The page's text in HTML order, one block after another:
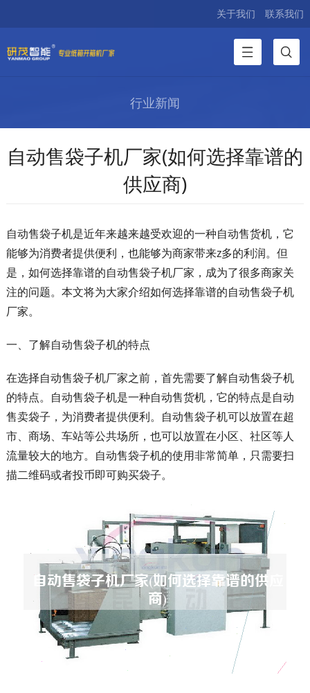
关于我们 联系我们
行业新闻
自动售袋子机厂家(如何选择靠谱的
供应商)
自动售袋子机是近年来越来越受欢迎的一种自动售货机，它
能够为消费者提供便利，也能够为商家带来z多的利润。但
是，如何选择靠谱的自动售袋子机厂家，成为了很多商家关
注的问题。本文将为大家介绍如何选择靠谱的自动售袋子机
厂家。
一、了解自动售袋子机的特点
在选择自动售袋子机厂家之前，首先需要了解自动售袋子机
的特点。自动售袋子机是一种自动售货机，它的特点是自动
售卖袋子，为消费者提供便利。自动售袋子机可以放置在超
市、商场、车站等公共场所，也可以放置在小区、社区等人
流量较大的地方。自动售袋子机的使用非常简单，只需要扫
描二维码或者投币即可购买袋子。